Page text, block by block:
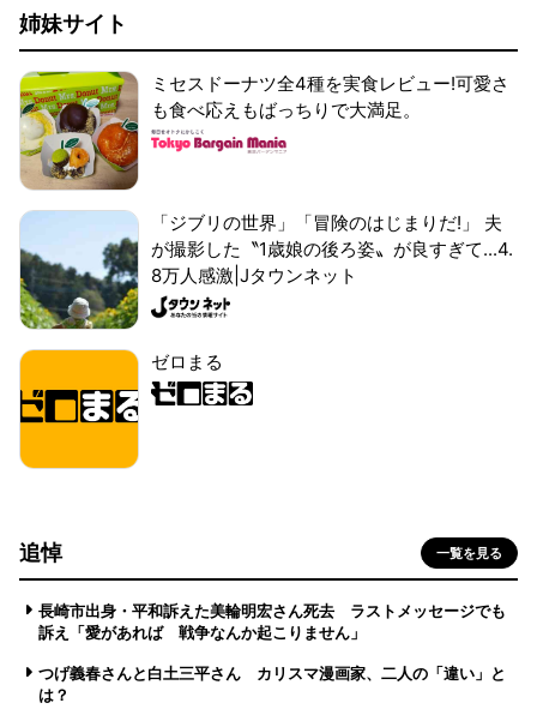
姉妹サイト
ミセスドーナツ全4種を実食レビュー!可愛さ
も食べ応えもばっちりで大満足。
「ジブリの世界」「冒険のはじまりだ!」 夫
が撮影した〝1歳娘の後ろ姿〟が良すぎて...4.
8万人感激|Jタウンネット
ゼロまる
追悼 一覧を見る
長崎市出身・平和訴えた美輪明宏さん死去 ラストメッセージでも
訴え「愛があれば 戦争なんか起こりません」
つげ義春さんと白土三平さん カリスマ漫画家、二人の「違い」と
は？